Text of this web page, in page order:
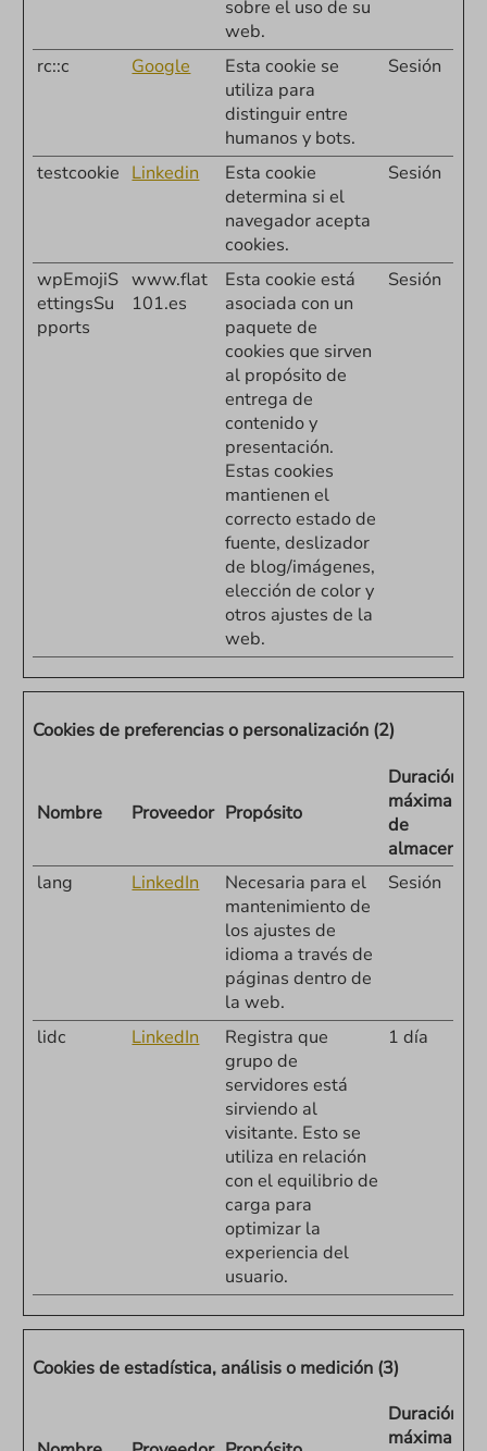
sobre el uso de su
web.
rc::c Google
Esta cookie se
utiliza para
distinguir entre
humanos y bots.
Sesión
testcookie Linkedin
Esta cookie
determina si el
navegador acepta
cookies.
Sesión
wpEmojiS
ettingsSu
pports
www.flat
101.es
Esta cookie está
asociada con un
paquete de
cookies que sirven
al propósito de
entrega de
contenido y
presentación.
Estas cookies
mantienen el
correcto estado de
fuente, deslizador
de blog/imágenes,
elección de color y
otros ajustes de la
web.
Sesión
Cookies de preferencias o personalización (2)
Nombre Proveedor Propósito
Duración
máxima
de
lang
LinkedIn
Necesaria para el
mantenimiento de
los ajustes de
idioma a través de
páginas dentro de
la web.
Sesión
lidc LinkedIn
Registra que
grupo de
servidores está
sirviendo al
visitante. Esto se
utiliza en relación
con el equilibrio de
carga para
optimizar la
experiencia del
usuario.
1 día
Cookies de estadística, análisis o medición (3)
Duración
máxima